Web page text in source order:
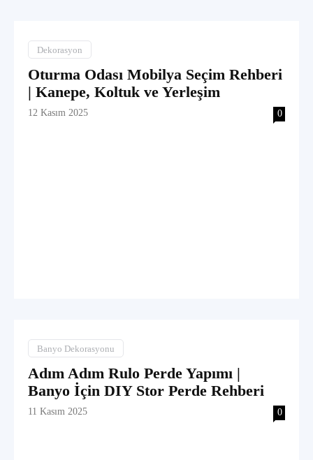
Dekorasyon
Oturma Odası Mobilya Seçim Rehberi
| Kanepe, Koltuk ve Yerleşim
12 Kasım 2025 0
Banyo Dekorasyonu
Adım Adım Rulo Perde Yapımı |
Banyo İçin DIY Stor Perde Rehberi
11 Kasım 2025 0